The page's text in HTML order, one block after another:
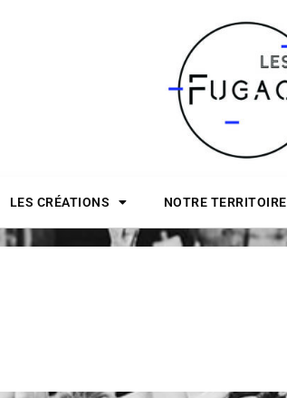
LES CRÉATIONS NOTRE TERRITOIRE